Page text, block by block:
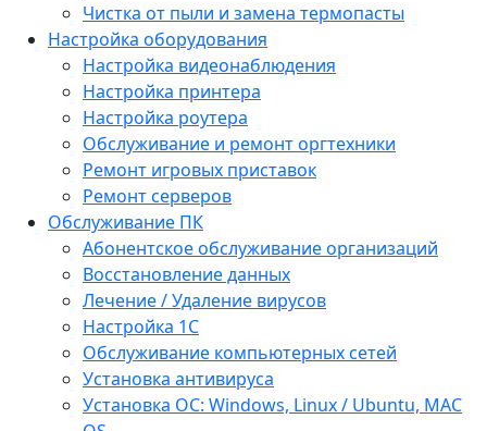
Чистка от пыли и замена термопасты
Настройка оборудования
Настройка видеонаблюдения
Настройка принтера
Настройка роутера
Обслуживание и ремонт оргтехники
Ремонт игровых приставок
Ремонт серверов
Обслуживание ПК
Абонентское обслуживание организаций
Восстановление данных
Лечение / Удаление вирусов
Настройка 1С
Обслуживание компьютерных сетей
Установка антивируса
Установка ОС: Windows, Linux / Ubuntu, МАС